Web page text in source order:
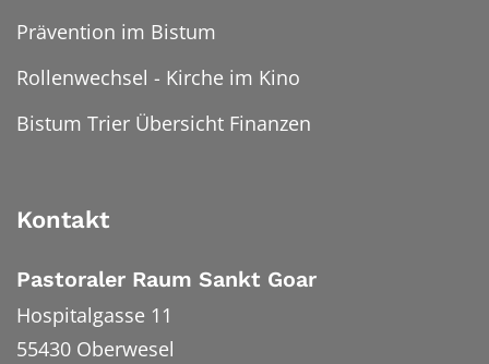
Prävention im Bistum
Rollenwechsel - Kirche im Kino
Bistum Trier Übersicht Finanzen
Kontakt
Pastoraler Raum Sankt Goar
Hospitalgasse 11
55430 Oberwesel